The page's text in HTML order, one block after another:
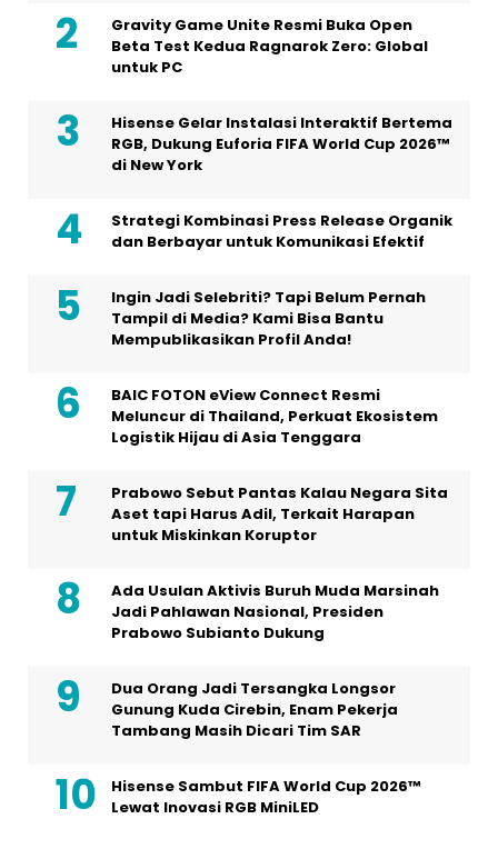
Gravity Game Unite Resmi Buka Open
Beta Test Kedua Ragnarok Zero: Global
untuk PC
Hisense Gelar Instalasi Interaktif Bertema
RGB, Dukung Euforia FIFA World Cup 2026™
di New York
Strategi Kombinasi Press Release Organik
dan Berbayar untuk Komunikasi Efektif
Ingin Jadi Selebriti? Tapi Belum Pernah
Tampil di Media? Kami Bisa Bantu
Mempublikasikan Profil Anda!
BAIC FOTON eView Connect Resmi
Meluncur di Thailand, Perkuat Ekosistem
Logistik Hijau di Asia Tenggara
Prabowo Sebut Pantas Kalau Negara Sita
Aset tapi Harus Adil, Terkait Harapan
untuk Miskinkan Koruptor
Ada Usulan Aktivis Buruh Muda Marsinah
Jadi Pahlawan Nasional, Presiden
Prabowo Subianto Dukung
Dua Orang Jadi Tersangka Longsor
Gunung Kuda Cirebin, Enam Pekerja
Tambang Masih Dicari Tim SAR
Hisense Sambut FIFA World Cup 2026™
Lewat Inovasi RGB MiniLED